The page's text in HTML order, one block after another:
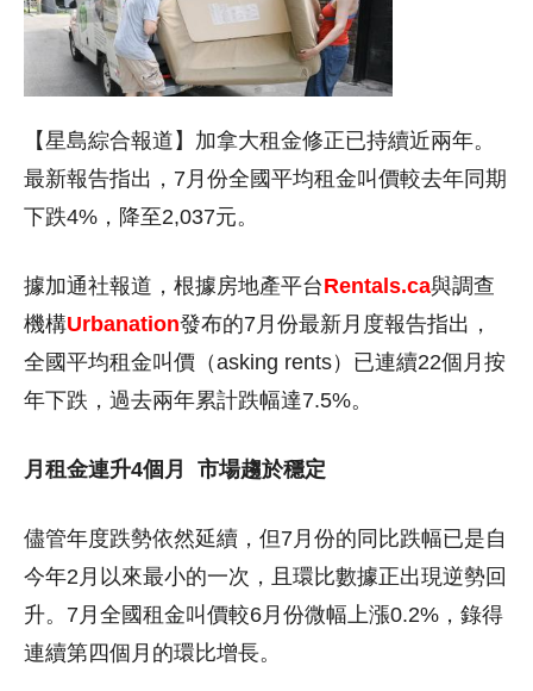
【星島綜合報道】加拿大租金修正已持續近兩年。
最新報告指出，7月份全國平均租金叫價較去年同期
下跌4%，降至2,037元。
據加通社報道，根據房地產平台Rentals.ca與調查
機構Urbanation發布的7月份最新月度報告指出，
全國平均租金叫價（asking rents）已連續22個月按
年下跌，過去兩年累計跌幅達7.5%。
月租金連升4個月 市場趨於穩定
儘管年度跌勢依然延續，但7月份的同比跌幅已是自
今年2月以來最小的一次，且環比數據正出現逆勢回
升。7月全國租金叫價較6月份微幅上漲0.2%，錄得
連續第四個月的環比增長。